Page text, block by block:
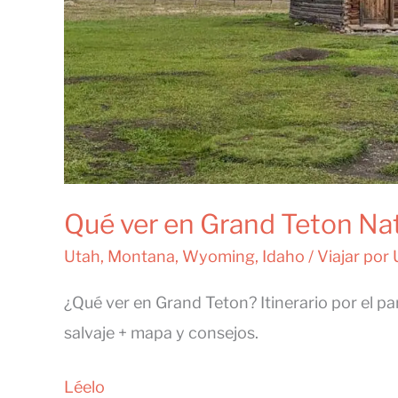
Qué ver en Grand Teton
Utah, Montana, Wyoming, Idaho / Viajar por
¿Qué ver en Grand Teton? Itinerario por el
salvaje + mapa y consejos.
Qué
Léelo